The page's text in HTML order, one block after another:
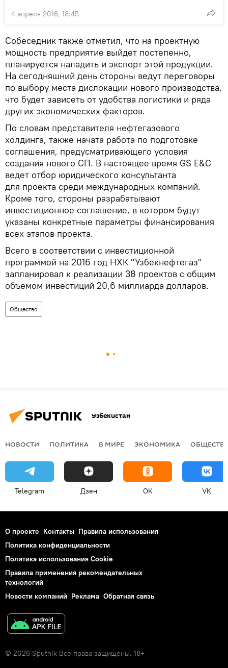
4 апреля 2016, 18:45
Собеседник также отметил, что на проектную
мощность предприятие выйдет постепенно,
планируется наладить и экспорт этой продукции.
На сегодняшний день стороны ведут переговоры
по выбору места дислокации нового производства,
что будет зависеть от удобства логистики и ряда
других экономических факторов.
По словам представителя нефтегазового
холдинга, также начата работа по подготовке
соглашения, предусматривающего условия
создания нового СП. В настоящее время GS E&C
ведет отбор юридического консультанта
для проекта среди международных компаний.
Кроме того, стороны разрабатывают
инвестиционное соглашение, в котором будут
указаны конкретные параметры финансирования
всех этапов проекта.
Всего в соответствии с инвестиционной
программой на 2016 год НХК "Узбекнефтегаз"
запланировал к реализации 38 проектов с общим
объемом инвестиций 20,6 миллиарда долларов.
Общество
Узбекистан
НОВОСТИ ПОЛИТИКА В МИРЕ ЭКОНОМИКА
Telegram Дзен OK VK
О проекте Контакты Правила использования
Политика конфиденциальности
Политика использования Cookie
Правила применения рекомендательных
технологий
Новости компаний Реклама Обратная связь
© 2026 Sputnik Все права защищены. 18+